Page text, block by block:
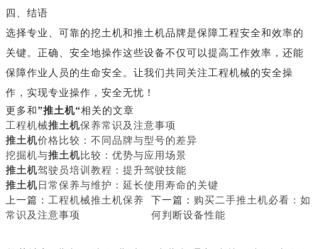
四、结语
选择专业、可靠的挖土机和推土机品牌是保障工程安全和效率的
关键。正确、安全地操作这些设备不仅可以提高工作效率，还能
保障作业人员的生命安全。让我们共同关注工程机械的安全操
作，实现专业操作，安全无忧！
更多和 ”推土机“相关的文章
工程机械推土机保养常识及注意事项
推土机价格比较：不同品牌与型号的差异
挖掘机与推土机比较：优势与应用场景
推土机驾驶员培训教程：提升驾驶技能
推土机 日常保养与维护：延长使用寿命的关键
上一篇： 工程机械推土机保养
常识及注意事项
下一篇： 购买二手推土机必看：如
何判断设备性能